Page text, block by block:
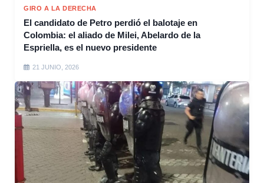
GIRO A LA DERECHA
El candidato de Petro perdió el balotaje en
Colombia: el aliado de Milei, Abelardo de la
Espriella, es el nuevo presidente
21 JUNIO, 2026